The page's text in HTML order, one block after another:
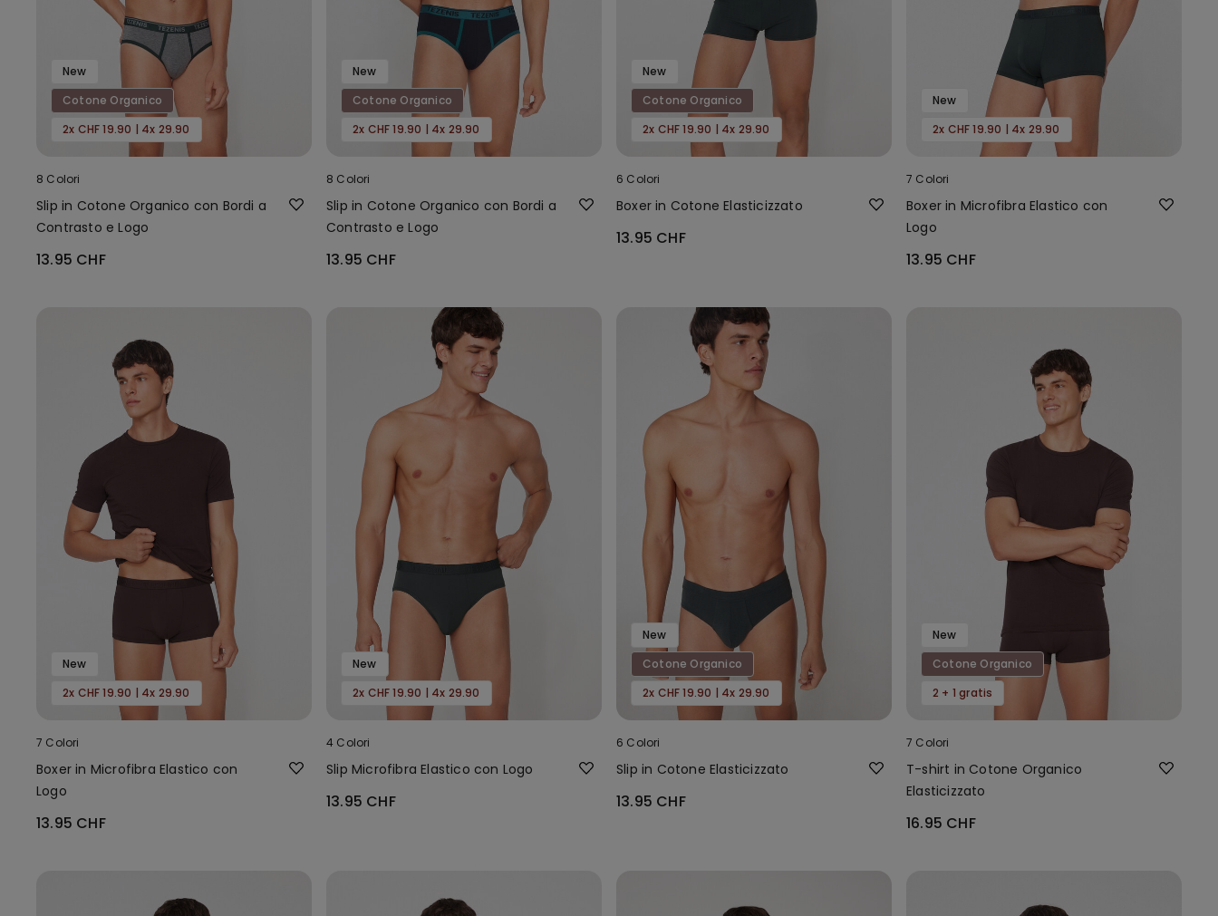
New
Cotone Organico
2x CHF 19.90 | 4x 29.90
8 Colori
Slip in Cotone Organico con Bordi a
Contrasto e Logo
13.95 CHF
New
Cotone Organico
2x CHF 19.90 | 4x 29.90
8 Colori
Slip in Cotone Organico con Bordi a
Contrasto e Logo
13.95 CHF
New
Cotone Organico
2x CHF 19.90 | 4x 29.90
6 Colori
Boxer in Cotone Elasticizzato
13.95 CHF
New
2x CHF 19.90 | 4x 29.90
7 Colori
Boxer in Microfibra Elastico con
Logo
13.95 CHF
New
2x CHF 19.90 | 4x 29.90
7 Colori
Boxer in Microfibra Elastico con
Logo
13.95 CHF
New
2x CHF 19.90 | 4x 29.90
4 Colori
Slip Microfibra Elastico con Logo
13.95 CHF
New
Cotone Organico
2x CHF 19.90 | 4x 29.90
6 Colori
Slip in Cotone Elasticizzato
13.95 CHF
New
Cotone Organico
2 + 1 gratis
7 Colori
T-shirt in Cotone Organico
Elasticizzato
16.95 CHF